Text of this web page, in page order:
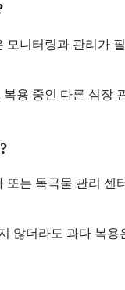
니터링과 관리가
용 중인 다른 심
는 독극물 관리
않더라도 과다 복